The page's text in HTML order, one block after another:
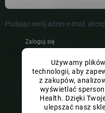
Używamy
technologii, aby
z zakupów,
wyświetlać
Health. Dzięki
ulepszać nasz
Podając swój adres e-mail,
Zaloguj się